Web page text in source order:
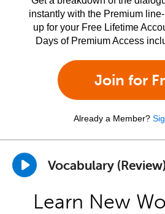
instantly with the Premium
up for your Free Lifetime
Days of Premium Access
Join for
Already a Member?
Vocabulary (Review)
Learn New